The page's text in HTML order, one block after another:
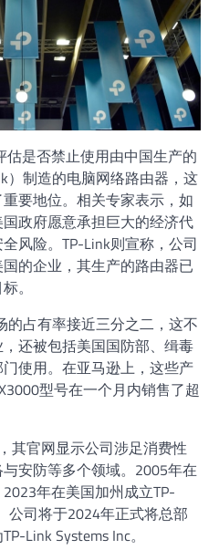
是否禁止使用由中国生产的
）制造的电脑网络路由器，这
要地位。相关专家表示，如
政府愿意承担巨大的经济代
风险。TP-Link则宣称，公司
的企业，其生产的路由器已
。
的占有率接近三分之二，这不
还被包括美国国防部、缉毒
使用。在亚马逊上，这些产
型号在一个月内销售了超
其官网显示公司涉足消费性
安防等多个领域。2005年在
年在美国加州成立TP-
公司将于2024年正式将总部
Link Systems Inc。